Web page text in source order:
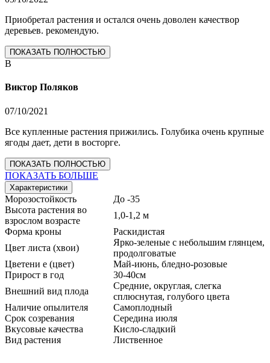
Приобретал растения и остался очень доволен качествор
деревьев. рекомендую.
ПОКАЗАТЬ ПОЛНОСТЬЮ
В
Виктор Поляков
07/10/2021
Все купленные растения прижились. Голубика очень крупные
ягоды дает, дети в восторге.
ПОКАЗАТЬ ПОЛНОСТЬЮ
ПОКАЗАТЬ БОЛЬШЕ
Характеристики
Морозостойкость
До -35
Высота растения во
взрослом возрасте
1,0-1,2 м
Форма кроны
Раскидистая
Цвет листа (хвои)
Ярко-зеленые с небольшим глянцем,
продолговатые
Цветени е (цвет)
Май-июнь, бледно-розовые
Прирост в год
30-40см
Внешний вид плода
Средние, округлая, слегка
сплюснутая, голубого цвета
Наличие опылителя
Самоплодный
Срок созревания
Середина июля
Вкусовые качества
Кисло-сладкий
Вид растения
Лиственное